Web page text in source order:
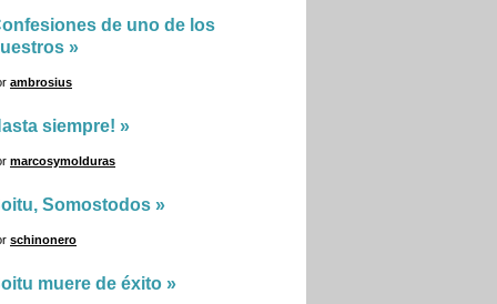
de uno de los
»
ambrosius
siempre! »
marcosymolduras
Somostodos »
schinonero
muere de éxito »